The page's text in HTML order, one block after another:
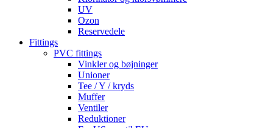
UV
Ozon
Reservedele
Fittings
PVC fittings
Vinkler og bøjninger
Unioner
Tee / Y / kryds
Muffer
Ventiler
Reduktioner